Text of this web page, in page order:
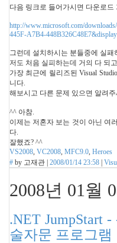
다음 링크로 들어가시면 다운로드
http://www.microsoft.com/
445F-A7B4-
그런데 설치하시는 분들중에 실
저도 처음 실피하는데 거의 다 되
가장 최근에 릴리즈된 Visual
니다.
해보시고 다른 문제 있으면 알려주
^^ 아참.
이제는 저혼자 보는 것이 아닌 여
다.
잘했죠? ^^
VS2008, VC2008, MFC9.0, Heroes
# by 고재관 2008/01/14 23:58
2008년 01월
.NET JumpStart
술자문 프로그램